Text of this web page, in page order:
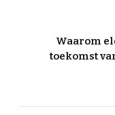
Waarom
toekomst